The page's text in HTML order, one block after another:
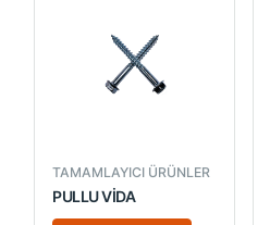
TAMAMLAYICI ÜRÜNLER
PULLU VİDA